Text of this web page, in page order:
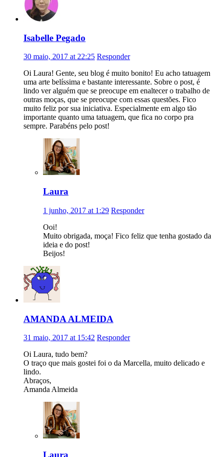
Isabelle Pegado
30 maio, 2017 at 22:25 Responder
Oi Laura! Gente, seu blog é muito bonito! Eu acho tatuagem
uma arte belíssima e bastante interessante. Sobre o post, é
lindo ver alguém que se preocupe em enaltecer o trabalho de
outras moças, que se preocupe com essas questões. Fico
muito feliz por sua iniciativa. Especialmente em algo tão
importante quanto uma tatuagem, que fica no corpo pra
sempre. Parabéns pelo post!
Laura
1 junho, 2017 at 1:29 Responder
Ooi!
Muito obrigada, moça! Fico feliz que tenha gostado da
ideia e do post!
Beijos!
AMANDA ALMEIDA
31 maio, 2017 at 15:42 Responder
Oi Laura, tudo bem?
O traço que mais gostei foi o da Marcella, muito delicado e
lindo.
Abraços,
Amanda Almeida
Laura